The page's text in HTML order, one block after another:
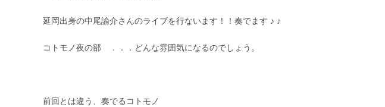
延岡出身の中尾諭介さんのライブを行ないます！！奏でます ♪ ♪
コトモノ夜の部 ．．．どんな雰囲気になるのでしょう。
前回とは違う、奏でるコトモノ